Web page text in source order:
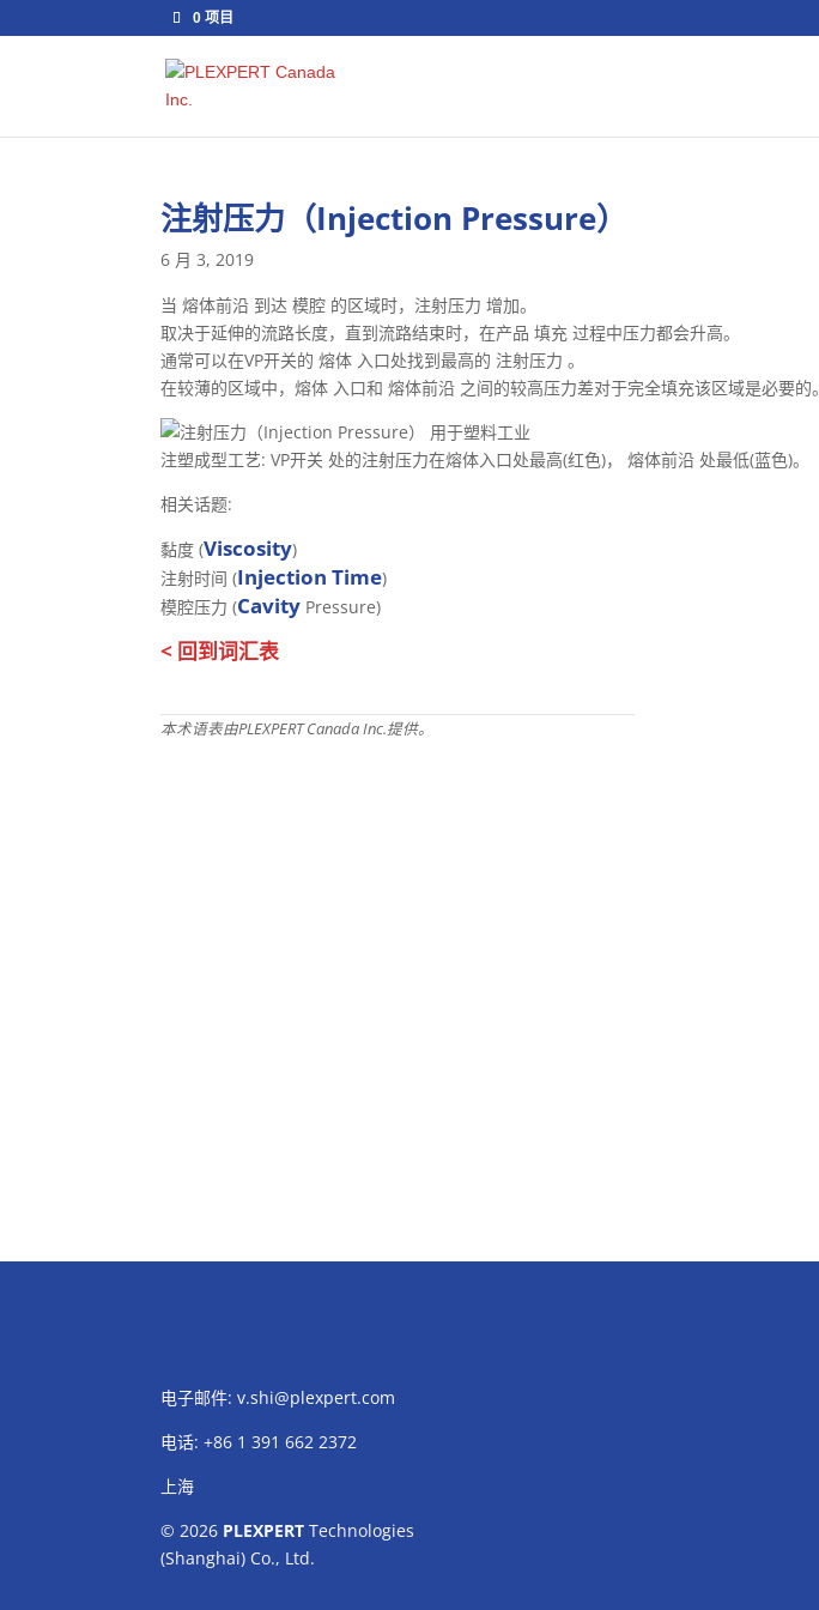
0 项目
注射压力（Injection Pressure）
6 月 3, 2019
当 熔体前沿 到达 模腔 的区域时，注射压力 增加。
取决于延伸的流路长度，直到流路结束时，在产品 填充 过程中压力都会升高。
通常可以在VP开关的 熔体 入口处找到最高的 注射压力 。
在较薄的区域中，熔体 入口和 熔体前沿 之间的较高压力差对于完全填充该区域是必要的。
注塑成型工艺: VP开关 处的注射压力在熔体入口处最高(红色)， 熔体前沿 处最低(蓝色)。
相关话题:
黏度 (Viscosity)
注射时间 (Injection Time)
模腔压力 (Cavity Pressure)
< 回到词汇表
本术语表由PLEXPERT Canada Inc.提供。
电子邮件:v.shi@plexpert.com
电话: +86 1 391 662 2372
上海
© 2026 PLEXPERT Technologies
(Shanghai) Co., Ltd.